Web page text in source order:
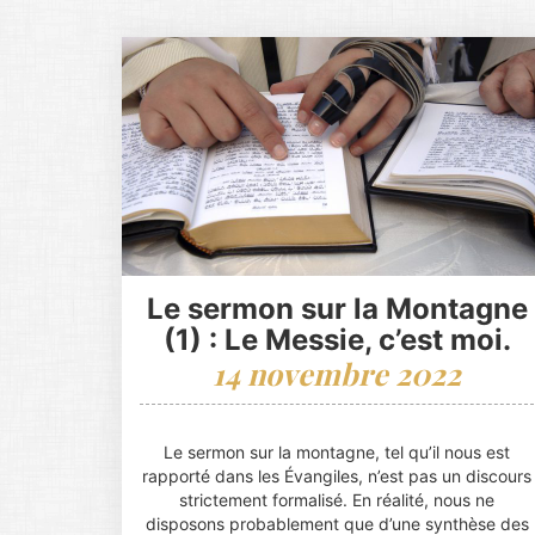
Le sermon sur la Montagne
(1) : Le Messie, c’est moi.
14 novembre 2022
Le sermon sur la montagne, tel qu’il nous est
rapporté dans les Évangiles, n’est pas un discours
strictement formalisé. En réalité, nous ne
disposons probablement que d’une synthèse des